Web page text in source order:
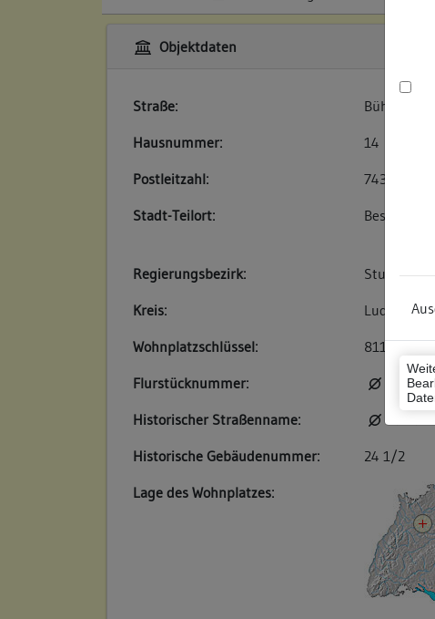
Objektdaten
Straße:
Bühl
Hausnummer:
14
Postleitzahl:
74354
Stadt-Teilort:
Besigheim
Regierungsbezirk:
Stuttgart
Kreis:
Wohnplatzschlüssel:
Flurstücknummer:
keine
Historischer Straßenname:
keiner
Historische Gebäudenummer:
24 1/2
Lage des Wohnplatzes: